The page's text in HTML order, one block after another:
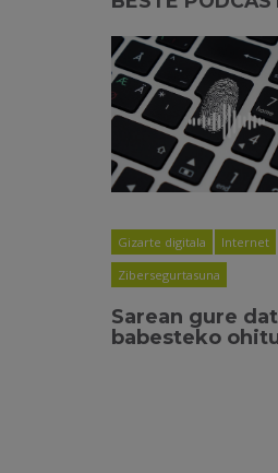
Gizarte digitala
Internet
Zibersegurtasuna
Sarean gure
babesteko